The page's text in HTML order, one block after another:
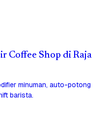
Coffee Shop di Raja
minuman, auto-potong
barista.